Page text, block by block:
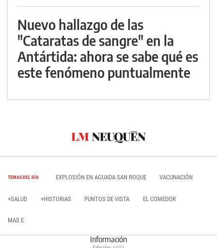
Nuevo hallazgo de las
"Cataratas de sangre" en la
Antártida: ahora se sabe qué es
este fenómeno puntualmente
TEMAS DEL DÍA EXPLOSIÓN EN AGUADA SAN ROQUE VACUNACIÓN
+SALUD +HISTORIAS PUNTOS DE VISTA EL COMEDOR
MAS E
Información